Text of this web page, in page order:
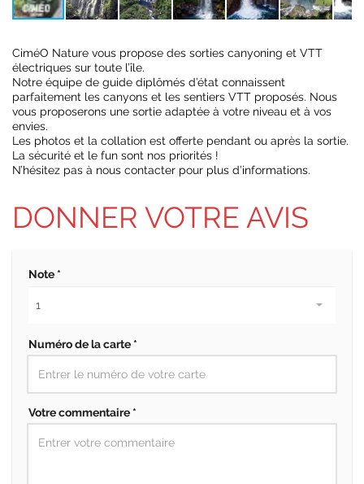
CiméO Nature vous propose des sorties canyoning et VTT
électriques sur toute l’île.
Notre équipe de guide diplômés d’état connaissent
parfaitement les canyons et les sentiers VTT proposés. Nous
vous proposerons une sortie adaptée à votre niveau et à vos
envies.
Les photos et la collation est offerte pendant ou après la sortie.
La sécurité et le fun sont nos priorités !
N’hésitez pas à nous contacter pour plus d’informations.
DONNER VOTRE AVIS
Note *
Numéro de la carte *
Votre commentaire *